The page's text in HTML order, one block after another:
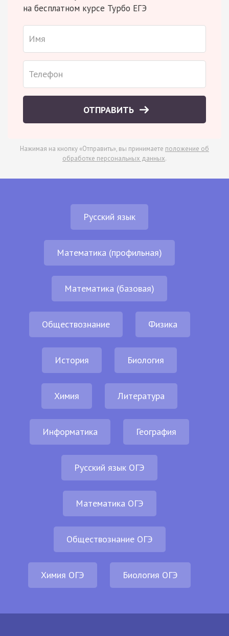
на бесплатном курсе Турбо ЕГЭ
ОТПРАВИТЬ
Нажимая на кнопку «Отправить», вы принимаете положение об
обработке персональных данных.
Русский язык
Математика (профильная)
Математика (базовая)
Обществознание Физика
История Биология
Химия Литература
Информатика География
Русский язык ОГЭ
Математика ОГЭ
Обществознание ОГЭ
Химия ОГЭ Биология ОГЭ